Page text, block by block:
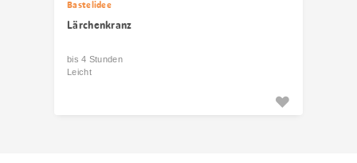
Bastelidee
Lärchenkranz
bis 4 Stunden
Leicht